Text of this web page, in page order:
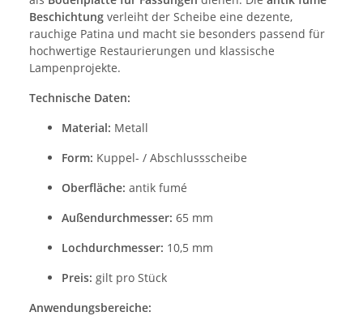
Beschichtung verleiht der Scheibe eine dezente,
rauchige Patina und macht sie besonders passend für
hochwertige Restaurierungen und klassische
Lampenprojekte.
Technische Daten:
Material: Metall
Form: Kuppel- / Abschlussscheibe
Oberfläche: antik fumé
Außendurchmesser: 65 mm
Lochdurchmesser: 10,5 mm
Preis: gilt pro Stück
Anwendungsbereiche: